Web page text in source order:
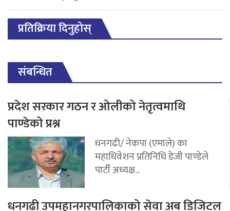
प्रतिक्रिया दिनुहोस्
संबन्धित
प्रदेश सरकार गठन र ओलीको नेतृत्वमाथि
पाण्डेको प्रश्न
धनगढी/ नेकपा (एमाले) का
महाधिवेशन प्रतिनिधि डेजी पाण्डेले
पार्टी अध्यक्ष...
धनगढी उपमहानगरपालिकाको सेवा अब डिजिटल